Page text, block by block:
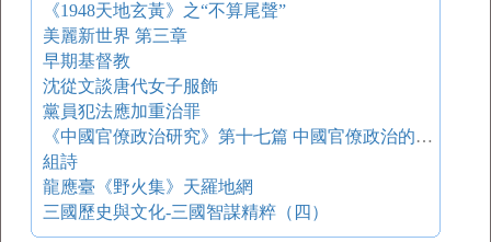
《1948天地玄黃》之“不算尾聲”
美麗新世界 第三章
早期基督教
沈從文談唐代女子服飾
黨員犯法應加重治罪
《中國官僚政治研究》第十七篇 中國官僚政治的前途
組詩
龍應臺《野火集》天羅地網
三國歷史與文化-三國智謀精粹（四）